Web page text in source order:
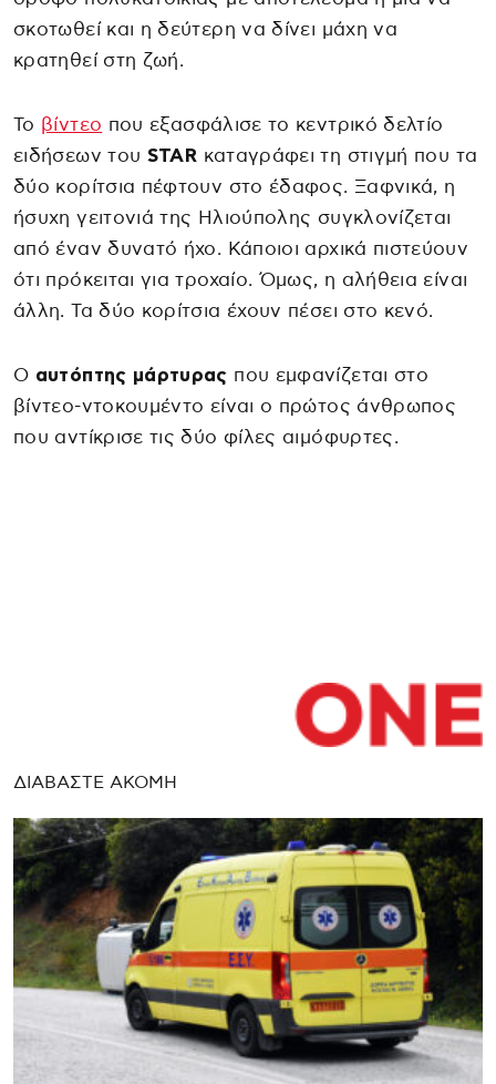
σκοτωθεί και η δεύτερη να δίνει μάχη να
κρατηθεί στη ζωή.
Το βίντεο που εξασφάλισε το κεντρικό δελτίο
ειδήσεων του STAR καταγράφει τη στιγμή που τα
δύο κορίτσια πέφτουν στο έδαφος. Ξαφνικά, η
ήσυχη γειτονιά της Ηλιούπολης συγκλονίζεται
από έναν δυνατό ήχο. Κάποιοι αρχικά πιστεύουν
ότι πρόκειται για τροχαίο. Όμως, η αλήθεια είναι
άλλη. Τα δύο κορίτσια έχουν πέσει στο κενό.
Ο αυτόπτης μάρτυρας που εμφανίζεται στο
βίντεο-ντοκουμέντο είναι ο πρώτος άνθρωπος
που αντίκρισε τις δύο φίλες αιμόφυρτες.
ΔΙΑΒΑΣΤΕ ΑΚΟΜΗ